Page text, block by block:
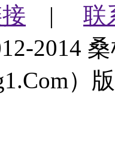
| 联
2014
）